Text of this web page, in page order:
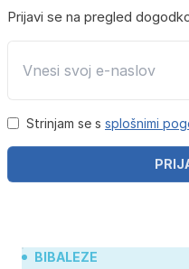
Prijavi se na pregled
Strinjam se s splošnimi
BIBALEZE